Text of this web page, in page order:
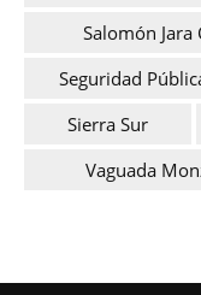
Salomón Jara
Seguridad
Sierra Sur
Vaguada